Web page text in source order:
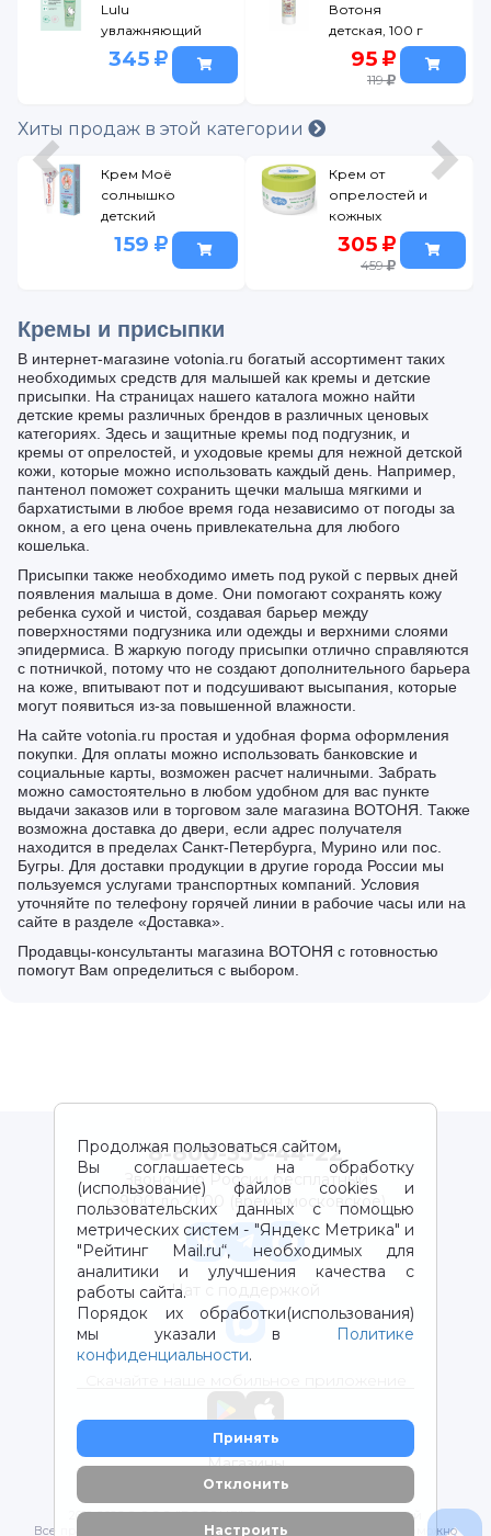
Lulu
увлажняющий
с 0 мес., 75мл
345
Вотоня
детская, 100 г
95
119
Хиты продаж в этой категории
Крем Моё
солнышко
детский
Чистый носик,
159
Крем от
опрелостей и
кожных
раздражений
Bebble Nappy
305
459
Кремы и присыпки
В интернет-магазине votonia.ru богатый ассортимент таких
необходимых средств для малышей как кремы и детские
присыпки. На страницах нашего каталога можно найти
детские кремы различных брендов в различных ценовых
категориях. Здесь и защитные кремы под подгузник, и
кремы от опрелостей, и уходовые кремы для нежной детской
кожи, которые можно использовать каждый день. Например,
пантенол поможет сохранить щечки малыша мягкими и
бархатистыми в любое время года независимо от погоды за
окном, а его цена очень привлекательна для любого
кошелька.
Присыпки также необходимо иметь под рукой с первых дней
появления малыша в доме. Они помогают сохранять кожу
ребенка сухой и чистой, создавая барьер между
поверхностями подгузника или одежды и верхними слоями
эпидермиса. В жаркую погоду присыпки отлично справляются
с потничкой, потому что не создают дополнительного барьера
на коже, впитывают пот и подсушивают высыпания, которые
могут появиться из-за повышенной влажности.
На сайте votonia.ru простая и удобная форма оформления
покупки. Для оплаты можно использовать банковские и
социальные карты, возможен расчет наличными. Забрать
можно самостоятельно в любом удобном для вас пункте
выдачи заказов или в торговом зале магазина ВОТОНЯ. Также
возможна доставка до двери, если адрес получателя
находится в пределах Санкт-Петербурга, Мурино или пос.
Бугры. Для доставки продукции в другие города России мы
пользуемся услугами транспортных компаний. Условия
уточняйте по телефону горячей линии в рабочие часы или на
сайте в разделе «Доставка».
Продавцы-консультанты магазина ВОТОНЯ с готовностью
помогут Вам определиться с выбором.
Продолжая пользоваться сайтом,
Вы соглашаетесь на обработку
(использование) файлов cookies и
пользовательских данных с помощью
метрических систем - "Яндекс Метрика" и
"Рейтинг Mail.ru“, необходимых для
аналитики и улучшения качества с
работы сайта.
Порядок их обработки(использования)
мы указали в
Политике
конфиденциальности.
Принять
Отклонить
Настроить
8-800-333-44-22
Звонок по России бесплатный
с 9:00 до 21:00 (время московское)
Чат с поддержкой
Магазины
2012-2026 © ООО "ВОТОНЯ". Детские товары с доставкой
Все права защищены. Любое использование материалов возможно